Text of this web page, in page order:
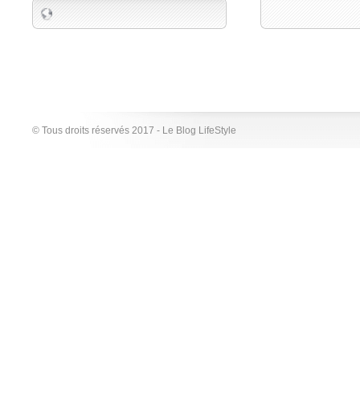
© Tous droits réservés 2017 - Le Blog LifeStyle